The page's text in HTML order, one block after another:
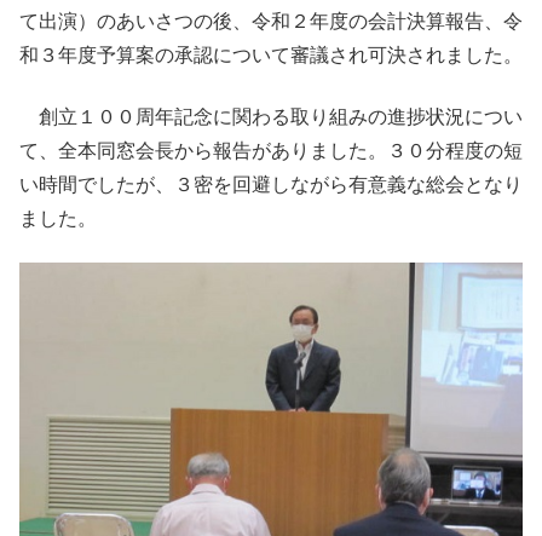
て出演）のあいさつの後、令和２年度の会計決算報告、令
和３年度予算案の承認について審議され可決されました。
創立１００周年記念に関わる取り組みの進捗状況につい
て、全本同窓会長から報告がありました。３０分程度の短
い時間でしたが、３密を回避しながら有意義な総会となり
ました。